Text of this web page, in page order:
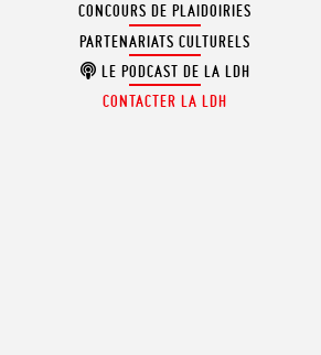
CONCOURS DE PLAIDOIRIES
PARTENARIATS CULTURELS
LE PODCAST DE LA LDH
CONTACTER LA LDH